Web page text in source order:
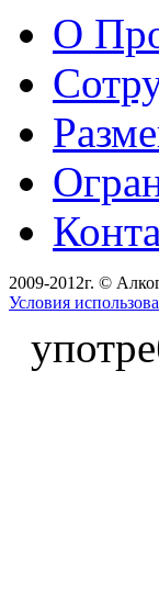
О
2009-2012г. ©
Условия